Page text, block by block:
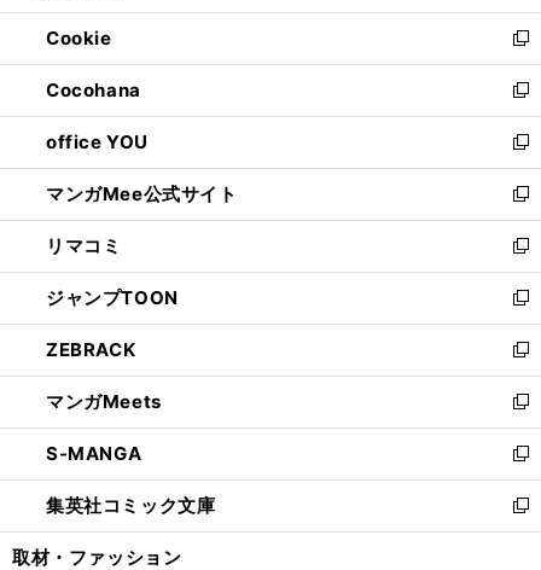
開
く
ウ
で
開
く
ン
ド
ウ
で
開
く
ウ
ィ
ン
ド
ウ
で
開
く
Cookie
新
し
い
ウ
ィ
ン
ド
ウ
で
開
く
Cocohana
新
し
い
ウ
ィ
ン
ド
ウ
で
開
く
office YOU
新
し
い
ウ
ィ
ン
ド
ウ
で
開
く
マンガMee公式サイト
新
し
い
ウ
ィ
ン
ド
ウ
で
開
く
リマコミ
新
し
い
ウ
ィ
ン
ド
ウ
で
開
く
ジャンプTOON
新
し
い
ウ
ィ
ン
ド
ウ
で
開
ZEBRACK
新
し
い
ウ
ィ
ン
ド
ウ
マンガMeets
新
し
い
ウ
ィ
ン
S-MANGA
新
し
い
ウ
集英社コミック文庫
新
し
取材・ファッション